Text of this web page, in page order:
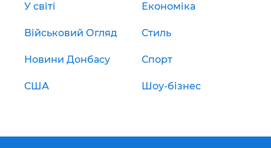
У світі Економіка
Військовий Огляд Стиль
Новини Донбасу Спорт
США Шоу-бізнес